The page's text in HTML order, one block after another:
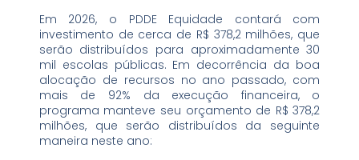
Em 2026, o PDDE Equidade contará com
investimento de cerca de R$ 378,2 milhões, que
serão distribuídos para aproximadamente 30
mil escolas públicas. Em decorrência da boa
alocação de recursos no ano passado, com
mais de 92% da execução financeira, o
programa manteve seu orçamento de R$ 378,2
milhões, que serão distribuídos da seguinte
maneira neste ano: